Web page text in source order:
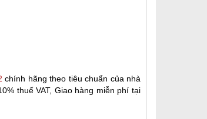
chính hãng theo tiêu chuẩn của nhà
thuế VAT, Giao hàng miễn phí tại